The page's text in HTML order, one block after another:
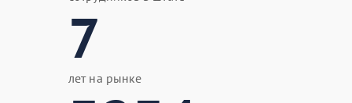
7
лет на рынке